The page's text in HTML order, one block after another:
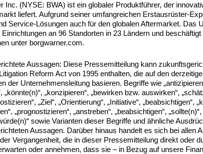
Inc. (NYSE: BWA) ist ein globaler Produktführer, der
liefert. Aufgrund seiner umfangreichen Erstausrüster-
Service-Lösungen auch für den globalen Aftermarket. Das
an 96 Standorten in 23 Ländern und
unter borgwarner.com.
Aussagen: Diese Pressemitteilung kann
Reform Act von 1995 enthalten, die auf den
der Unternehmensleitung basieren. Begriffe wie
„könnte(n)“, „konzipieren“, „bewirken bzw. auswirken“,
„Ziel“, „Orientierung“, „Initiative“, „beabsichtigen“,
„prognostizieren“, „anstreben“, „beabsichtigen“,
sowie Varianten dieser Begriffe und ähnliche
Aussagen. Darüber hinaus handelt es sich bei allen
Vergangenheit, die in dieser Pressemitteilung direkt oder
oder annehmen, dass sie – in Bezug auf unsere